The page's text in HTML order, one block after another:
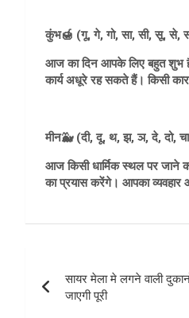
कुंभ🍯 (गू, गे, गो, सा, सी, सू, से,
आज का दिन आपके लिए बहुत शुभ
कार्य अधूरे रह सकते हैं। किसी
मीन🐳 (दी, दू, थ, झ, ञ, दे, दो,
आज किसी धार्मिक स्थल पर जाने
का प्रयास करेंगे। आपका व्यवहार
navigation
सायर मेला मे लगने वाली
जाएगी पूरी